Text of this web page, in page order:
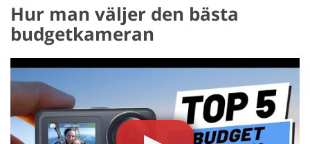
Hur man väljer den bästa
budgetkameran